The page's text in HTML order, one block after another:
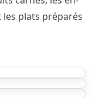
les plats préparés